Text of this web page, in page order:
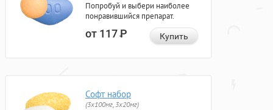
Попробуй и выбери наиболее
понравившийся препарат.
от 117Р Купить
Софт набор
(3x100мг, 3x20мг)